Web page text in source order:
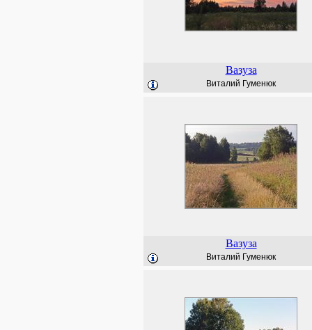
Вазуза
Виталий Гуменюк
Вазуза
Виталий Гуменюк